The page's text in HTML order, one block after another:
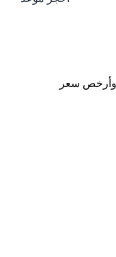
وأرخص سعر